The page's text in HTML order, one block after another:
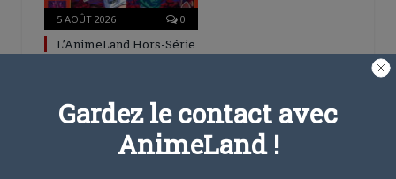
5 AOÛT 2026 0
L’AnimeLand Hors-Série
Gardez le contact avec
AnimeLand !